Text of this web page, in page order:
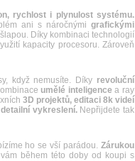
rychlost i plynulost systému.
ani s náročnými grafickými
Díky kombinaci technologií
kapacity procesoru. Zároveň
když nemusíte. Díky revoluční
umělé inteligence a ray
3D projektů, editaci 8k videí
vykreslení.Nepřijdete tak
ho se vší parádou.Zárukou
během této doby od koupi s